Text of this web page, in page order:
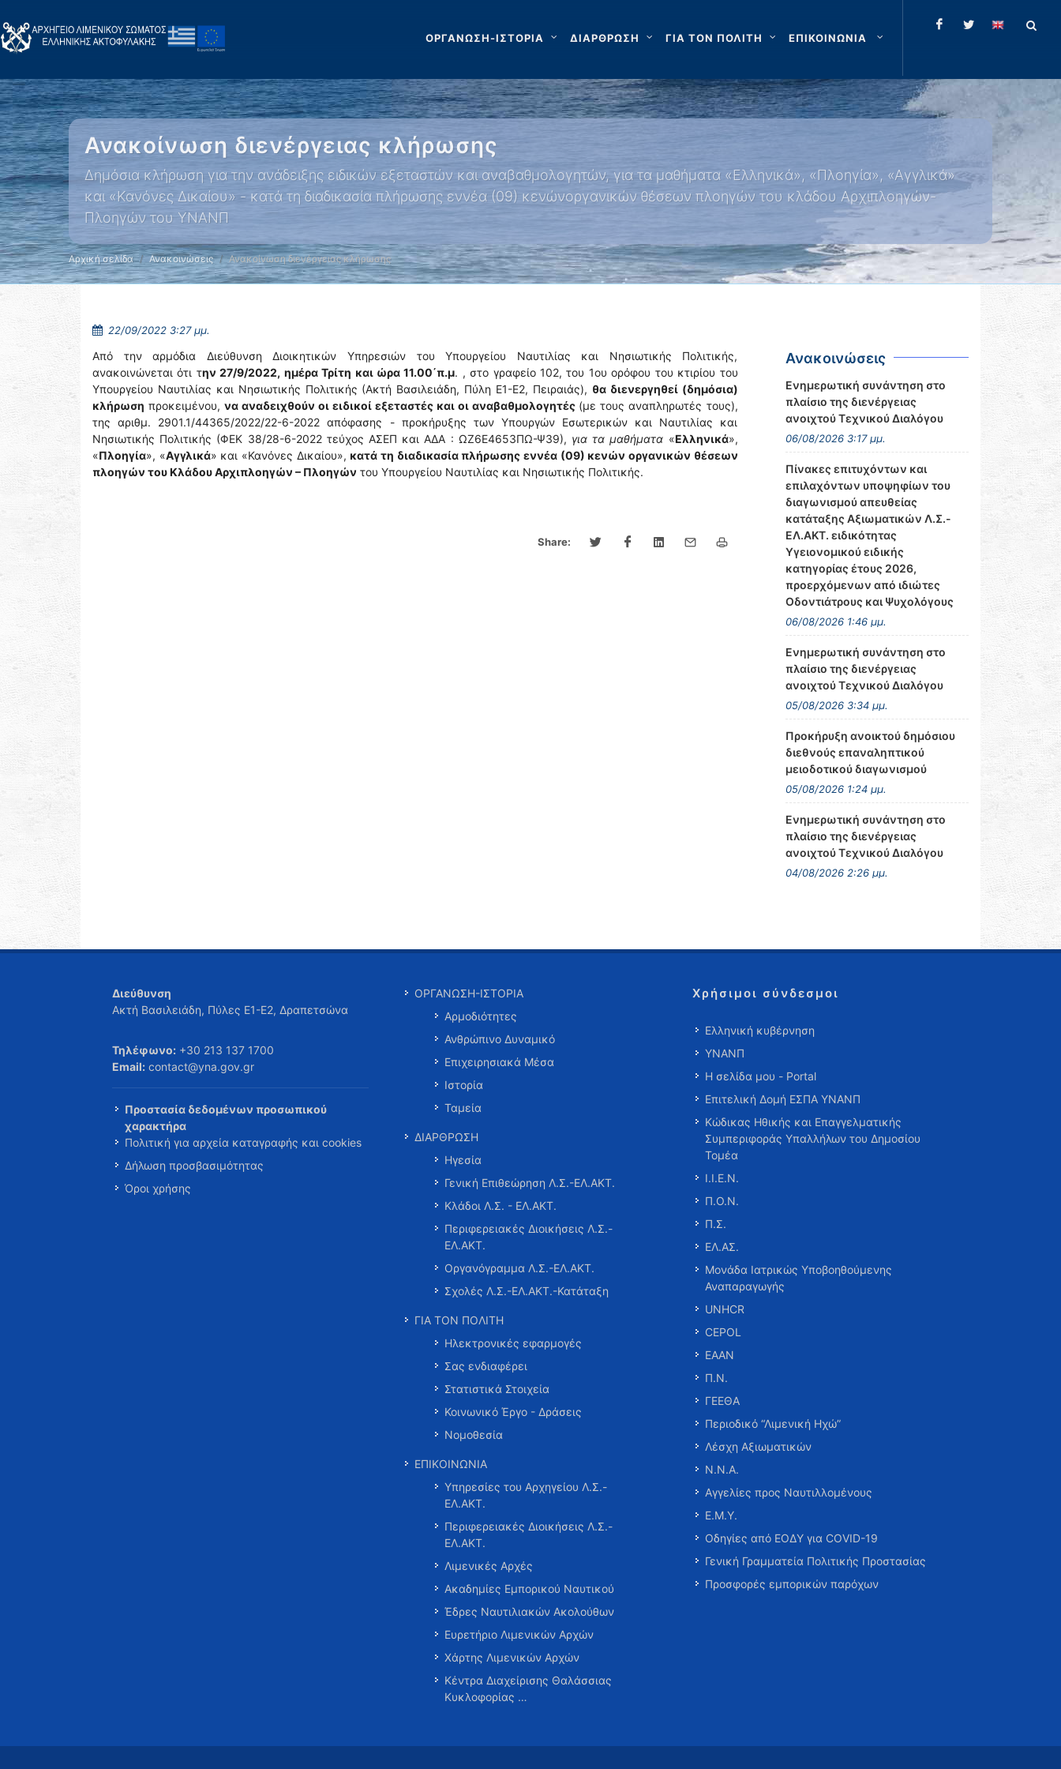
ΟΡΓΑΝΩΣΗ-ΙΣΤΟΡΙΑ ΔΙΑΡΘΡΩΣΗ ΓΙΑ ΤΟΝ ΠΟΛΙΤΗ ΕΠΙΚΟΙΝΩΝΙΑ
Ανακοίνωση διενέργειας κλήρωσης
Δημόσια κλήρωση για την ανάδειξης ειδικών εξεταστών και αναβαθμολογητών, για τα μαθήματα «Ελληνικά», «Πλοηγία», «Αγγλικά»
και «Κανόνες Δικαίου» - κατά τη διαδικασία πλήρωσης εννέα (09) κενώνοργανικών θέσεων πλοηγών του κλάδου Αρχιπλοηγών-
Πλοηγών του ΥΝΑΝΠ
Αρχική σελίδα Ανακοινώσεις Ανακοίνωση διενέργειας κλήρωσης
22/09/2022 3:27 μμ.
Από την αρμόδια Διεύθυνση Διοικητικών Υπηρεσιών του Υπουργείου Ναυτιλίας και Νησιωτικής Πολιτικής,
ανακοινώνεται ότι την 27/9/2022, ημέρα Τρίτη και ώρα 11.00΄π.μ. , στο γραφείο 102, του 1ου ορόφου του κτιρίου του
Υπουργείου Ναυτιλίας και Νησιωτικής Πολιτικής (Ακτή Βασιλειάδη, Πύλη Ε1-Ε2, Πειραιάς), θα διενεργηθεί (δημόσια)
κλήρωση προκειμένου,να αναδειχθούν οι ειδικοί εξεταστές και οι αναβαθμολογητές (με τους αναπληρωτές τους),
της αριθμ. 2901.1/44365/2022/22-6-2022 απόφασης - προκήρυξης των Υπουργών Εσωτερικών και Ναυτιλίας και
Νησιωτικής Πολιτικής (ΦΕΚ 38/28-6-2022 τεύχος ΑΣΕΠ και ΑΔΑ : ΩΖ6Ε4653ΠΩ-Ψ39), για τα μαθήματα «Ελληνικά»,
«Πλοηγία», «Αγγλικά» και «Κανόνες Δικαίου», κατά τη διαδικασία πλήρωσης εννέα (09) κενών οργανικών θέσεων
πλοηγών του Κλάδου Αρχιπλοηγών – Πλοηγών του Υπουργείου Ναυτιλίας και Νησιωτικής Πολιτικής.
Share:
Ανακοινώσεις
Ενημερωτική συνάντηση στο
πλαίσιο της διενέργειας
ανοιχτού Τεχνικού Διαλόγου
06/08/2026 3:17 μμ.
Πίνακες επιτυχόντων και
επιλαχόντων υποψηφίων του
διαγωνισμού απευθείας
κατάταξης Αξιωματικών Λ.Σ.-
ΕΛ.ΑΚΤ. ειδικότητας
Υγειονομικού ειδικής
κατηγορίας έτους 2026,
προερχόμενων από ιδιώτες
Οδοντιάτρους και Ψυχολόγους
06/08/2026 1:46 μμ.
Ενημερωτική συνάντηση στο
πλαίσιο της διενέργειας
ανοιχτού Τεχνικού Διαλόγου
05/08/2026 3:34 μμ.
Προκήρυξη ανοικτού δημόσιου
διεθνούς επαναληπτικού
μειοδοτικού διαγωνισμού
05/08/2026 1:24 μμ.
Ενημερωτική συνάντηση στο
πλαίσιο της διενέργειας
ανοιχτού Τεχνικού Διαλόγου
04/08/2026 2:26 μμ.
Διεύθυνση
Ακτή Βασιλειάδη, Πύλες Ε1-Ε2, Δραπετσώνα
Τηλέφωνο: +30 213 137 1700
Email: contact@yna.gov.gr
Προστασία δεδομένων προσωπικού
χαρακτήρα
Πολιτική για αρχεία καταγραφής και cookies
Δήλωση προσβασιμότητας
Όροι χρήσης
ΟΡΓΑΝΩΣΗ-ΙΣΤΟΡΙΑ
Αρμοδιότητες
Ανθρώπινο Δυναμικό
Επιχειρησιακά Μέσα
Ιστορία
Ταμεία
ΔΙΑΡΘΡΩΣΗ
Ηγεσία
Γενική Επιθεώρηση Λ.Σ.-ΕΛ.ΑΚΤ.
Κλάδοι Λ.Σ. - ΕΛ.ΑΚΤ.
Περιφερειακές Διοικήσεις Λ.Σ.-
ΕΛ.ΑΚΤ.
Οργανόγραμμα Λ.Σ.-ΕΛ.ΑΚΤ.
Σχολές Λ.Σ.-ΕΛ.ΑΚΤ.-Κατάταξη
ΓΙΑ ΤΟΝ ΠΟΛΙΤΗ
Ηλεκτρονικές εφαρμογές
Σας ενδιαφέρει
Στατιστικά Στοιχεία
Κοινωνικό Έργο - Δράσεις
Νομοθεσία
ΕΠΙΚΟΙΝΩΝΙΑ
Υπηρεσίες του Αρχηγείου Λ.Σ.-
ΕΛ.ΑΚΤ.
Περιφερειακές Διοικήσεις Λ.Σ.-
ΕΛ.ΑΚΤ.
Λιμενικές Αρχές
Ακαδημίες Εμπορικού Ναυτικού
Έδρες Ναυτιλιακών Ακολούθων
Ευρετήριο Λιμενικών Αρχών
Χάρτης Λιμενικών Αρχών
Κέντρα Διαχείρισης Θαλάσσιας
Κυκλοφορίας …
Χρήσιμοι σύνδεσμοι
Ελληνική κυβέρνηση
ΥΝΑΝΠ
Η σελίδα μου - Portal
Επιτελική Δομή ΕΣΠΑ ΥΝΑΝΠ
Κώδικας Ηθικής και Επαγγελματικής
Συμπεριφοράς Υπαλλήλων του Δημοσίου
Τομέα
Ι.Ι.Ε.Ν.
Π.Ο.Ν.
Π.Σ.
ΕΛ.ΑΣ.
Μονάδα Ιατρικώς Υποβοηθούμενης
Αναπαραγωγής
UNHCR
CEPOL
ΕΑΑΝ
Π.Ν.
ΓΕΕΘΑ
Περιοδικό “Λιμενική Ηχώ”
Λέσχη Αξιωματικών
Ν.Ν.Α.
Αγγελίες προς Ναυτιλλομένους
Ε.Μ.Υ.
Οδηγίες από ΕΟΔΥ για COVID-19
Γενική Γραμματεία Πολιτικής Προστασίας
Προσφορές εμπορικών παρόχων